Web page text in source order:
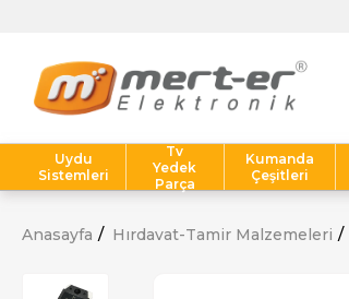
Uydu
Sistemleri
Tv
Yedek
Parça
Kumanda
Çeşitleri
Anasayfa Hırdavat-Tamir Malzemeleri